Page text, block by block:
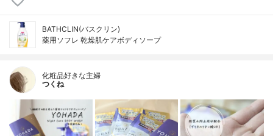
BATHCLIN(バスクリン)
薬用ソフレ 乾燥肌ケアボディソープ
化粧品好きな主婦
つくね